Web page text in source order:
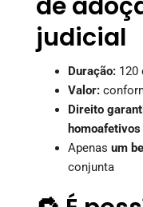
judicial
Duração: 120
Valor:
Direito
homoafetivos
Apenas um
conjunta